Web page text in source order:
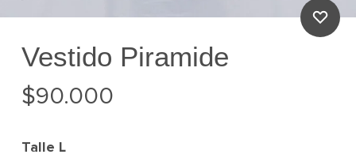
Vestido Piramide
$90.000
Talle L